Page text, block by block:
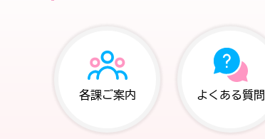
各課ご案内 よくある質問